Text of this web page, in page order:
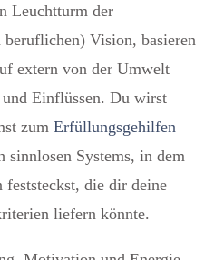
Leuchtturm der
beruflichen) Vision, basieren
extern von der Umwelt
Einflüssen. Du wirst
zum Erfüllungsgehilfen
sinnlosen Systems, in dem
die dir deine
liefern könnte.